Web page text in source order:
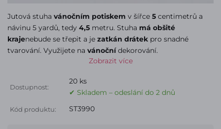
Jutová stuha vánočním potiskem v šířce 5 centimetrů a
návinu 5 yardů, tedy 4,5 metru. Stuha má obšité
krajenebude se třepit a je zatkán drátek pro snadné
tvarování. Využijete na vánočnídekorování.
Zobrazit více
Dostupnost:
20 ks
✔ Skladem – odeslání do 2 dnů
Kód produktu: ST3990